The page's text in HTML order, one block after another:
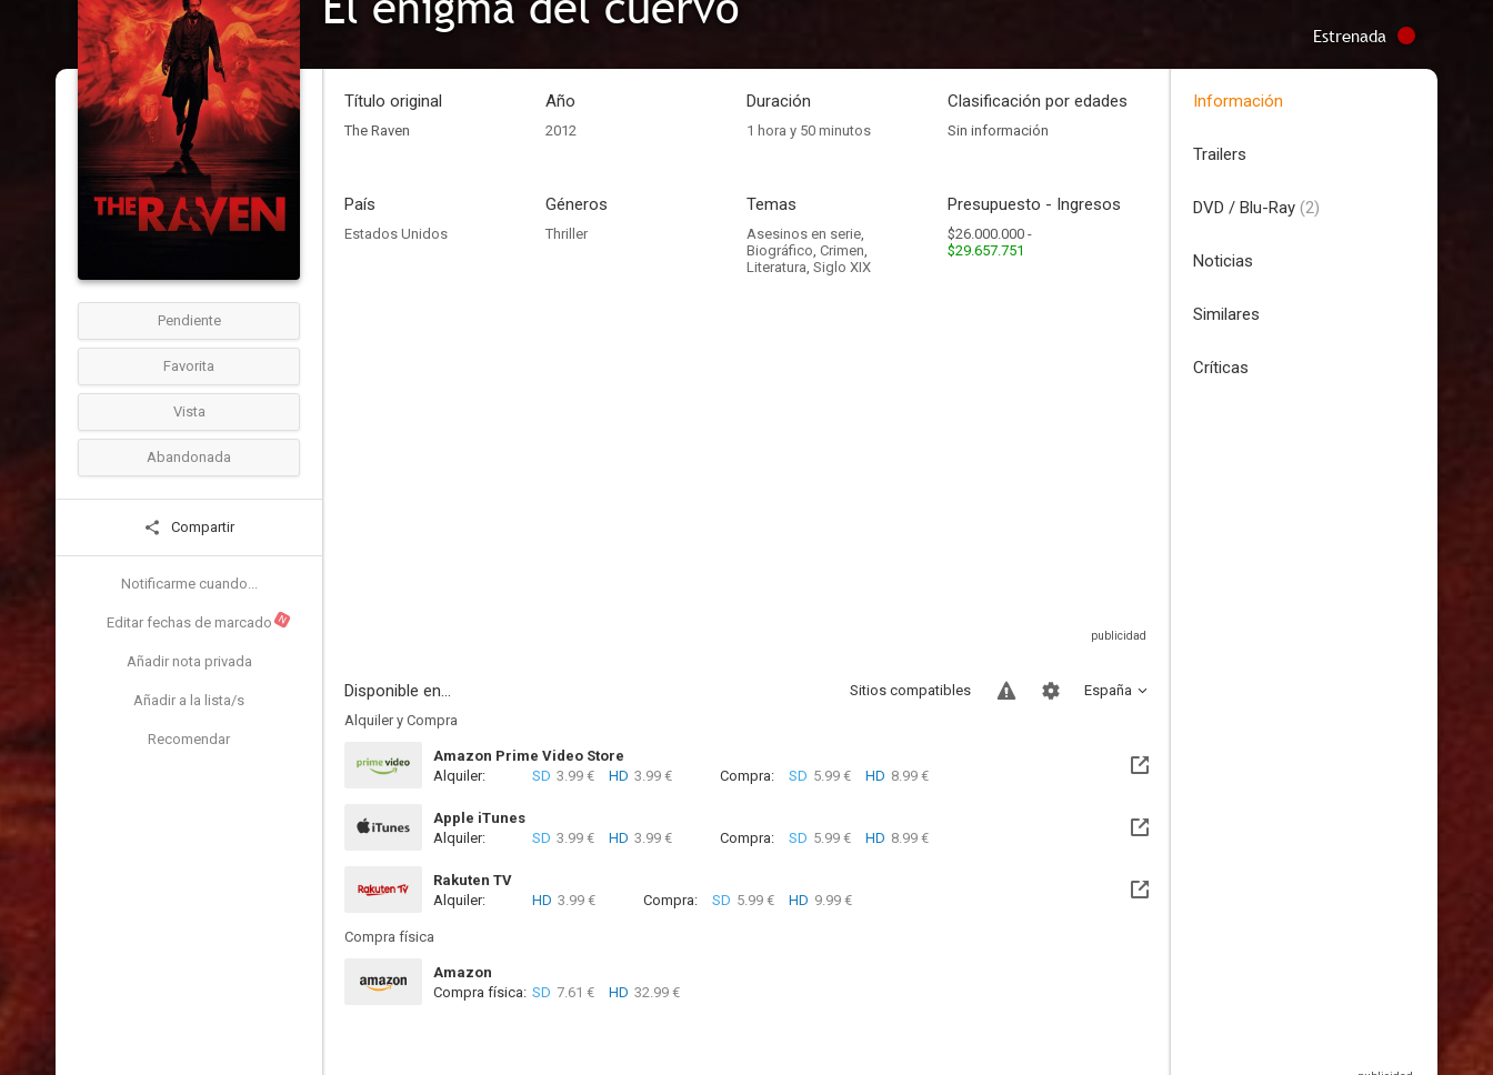
Estrenada
Pendiente
Favorita
Vista
Abandonada
Compartir
Notificarme cuando...
Editar fechas de marcado N
Añadir nota privada
Añadir a la lista/s
Recomendar
Título original
The Raven
Año
2012
Duración
1 hora y 50 minutos
Clasificación por edades
Sin información
País
Estados Unidos
Géneros
Thriller
Temas
Asesinos en serie,
Biográfico, Crimen,
Literatura, Siglo XIX
Presupuesto - Ingresos
$26.000.000 -
$29.657.751
Disponible en... España
Sitios compatibles
Alquiler y Compra
Amazon Prime Video Store
Alquiler:
SD 3.99 € HD 3.99 € Compra: SD 5.99 € HD 8.99 €
Apple iTunes
Alquiler:
SD 3.99 € HD 3.99 € Compra: SD 5.99 € HD 8.99 €
Rakuten TV
Alquiler:
HD 3.99 € Compra: SD 5.99 € HD 9.99 €
Compra física
Amazon
Compra física: SD 7.61 € HD 32.99 €
Información
Trailers
DVD / Blu-Ray (2)
Noticias
Similares
Críticas